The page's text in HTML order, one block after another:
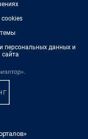
персональных данных и